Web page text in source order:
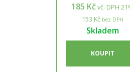
185 Kčvč. DPH
153 Kčbez DPH
Skladem
KOUPIT